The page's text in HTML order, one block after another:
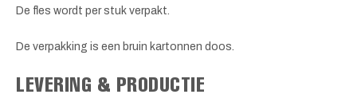
De fles wordt per stuk verpakt.
De verpakking is een bruin kartonnen doos.
LEVERING & PRODUCTIE